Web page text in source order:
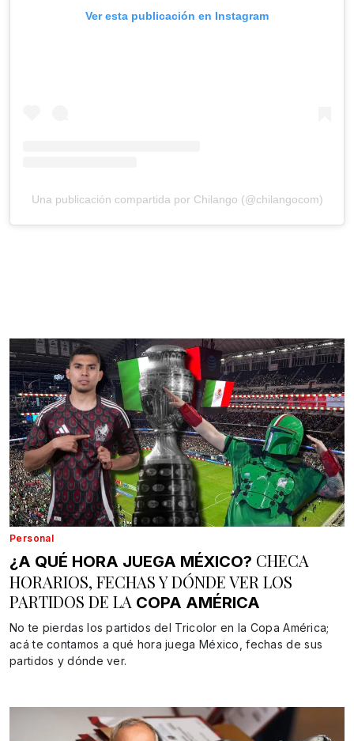
Ver esta publicación en Instagram
Una publicación compartida por Chilango (@chilangocom)
Personal
¿A QUÉ HORA JUEGA MÉXICO? CHECA
HORARIOS, FECHAS Y DÓNDE VER LOS
PARTIDOS DE LA COPA AMÉRICA
No te pierdas los partidos del Tricolor en la Copa América;
acá te contamos a qué hora juega México, fechas de sus
partidos y dónde ver.